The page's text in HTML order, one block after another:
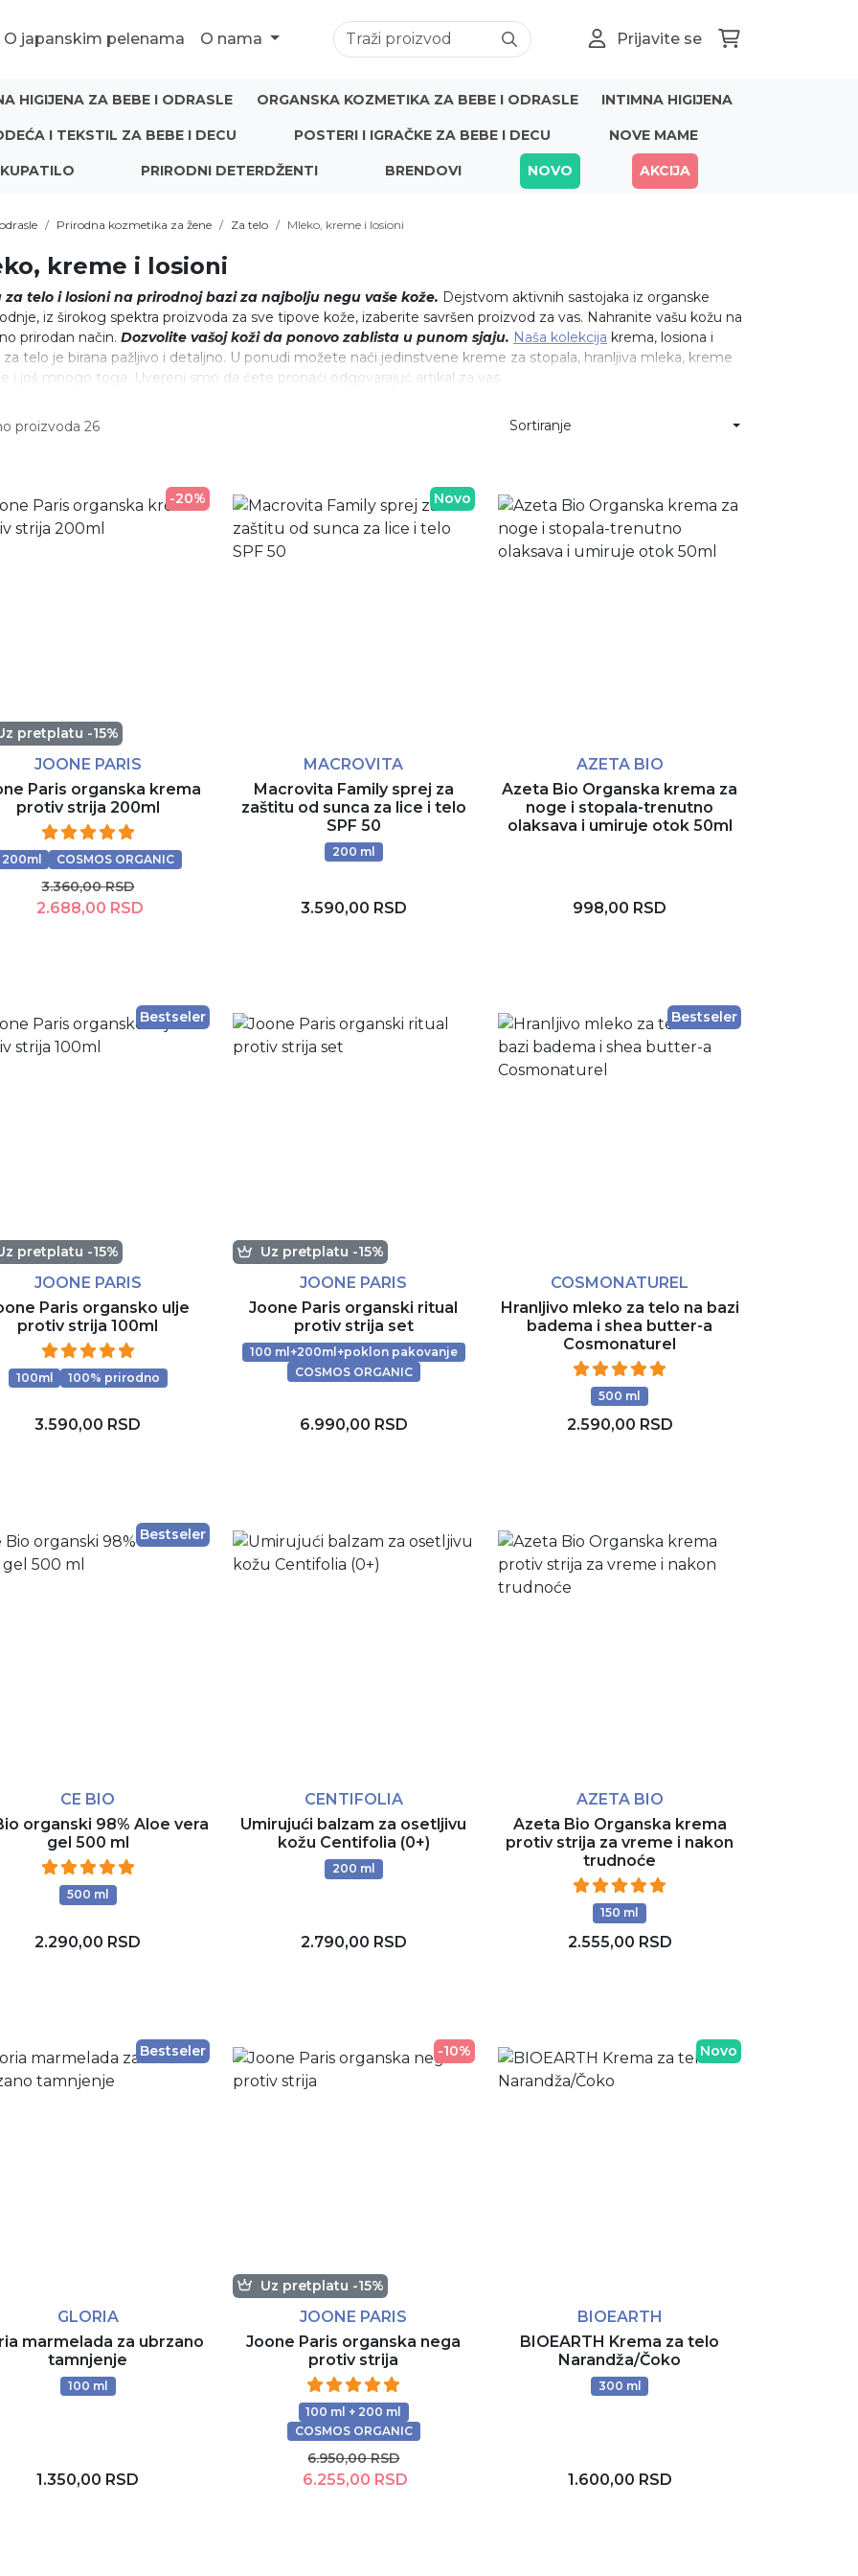
O japanskim pelenama O nama Prijavite se
HIGIJENA ZA BEBE I ODRASLE ORGANSKA KOZMETIKA ZA BEBE I ODRASLE INTIMNA HIGIJENA
I TEKSTIL ZA BEBE I DECU POSTERI I IGRAČKE ZA BEBE I DECU NOVE MAME
PRIRODNI DETERDŽENTI BRENDOVI NOVO AKCIJA
Prirodna kozmetika za žene Za telo Mleko, kreme i losioni
kreme i losioni
za telo i losioni na prirodnoj bazi za najbolju negu vaše kože. Dejstvom aktivnih sastojaka iz organske
iz širokog spektra proizvoda za sve tipove kože, izaberite savršen proizvod za vas. Nahranite vašu kožu na
prirodan način. Dozvolite vašoj koži da ponovo zablista u punom sjaju. Naša kolekcija krema, losiona i
telo je birana pažljivo i detaljno. U ponudi možete naći jedinstvene kreme za stopala, hranljiva mleka, kreme
i još mnogo toga. Uvereni smo da ćete pronaći odgovarajuć artikal za vas.
proizvoda 26 Sortiranje
-20%
pretplatu -15%
JOONE PARIS
Paris organska krema
protiv strija 200ml
200ml COSMOS ORGANIC
3.360,00 RSD
2.688,00 RSD
Novo
MACROVITA
Macrovita Family sprej za
zaštitu od sunca za lice i telo
SPF 50
200 ml
3.590,00 RSD
AZETA BIO
Azeta Bio Organska krema za
noge i stopala-trenutno
olaksava i umiruje otok 50ml
998,00 RSD
Bestseler
pretplatu -15%
JOONE PARIS
Paris organsko ulje
protiv strija 100ml
100ml 100% prirodno
3.590,00 RSD
Uz pretplatu -15%
JOONE PARIS
Joone Paris organski ritual
protiv strija set
100 ml+200ml+poklon pakovanje
COSMOS ORGANIC
6.990,00 RSD
Bestseler
COSMONATUREL
Hranljivo mleko za telo na bazi
badema i shea butter-a
Cosmonaturel
500 ml
2.590,00 RSD
Bestseler
CE BIO
organski 98% Aloe vera
gel 500 ml
500 ml
2.290,00 RSD
CENTIFOLIA
Umirujući balzam za osetljivu
kožu Centifolia (0+)
200 ml
2.790,00 RSD
AZETA BIO
Azeta Bio Organska krema
protiv strija za vreme i nakon
trudnoće
150 ml
2.555,00 RSD
Bestseler
GLORIA
marmelada za ubrzano
tamnjenje
100 ml
1.350,00 RSD
-10%
Uz pretplatu -15%
JOONE PARIS
Joone Paris organska nega
protiv strija
100 ml + 200 ml
COSMOS ORGANIC
6.950,00 RSD
6.255,00 RSD
Novo
BIOEARTH
BIOEARTH Krema za telo
Narandža/Čoko
300 ml
1.600,00 RSD